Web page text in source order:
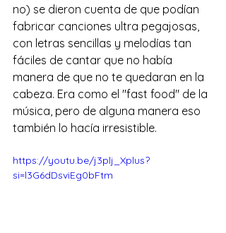
no) se dieron cuenta de que podían
fabricar canciones ultra pegajosas,
con letras sencillas y melodías tan
fáciles de cantar que no había
manera de que no te quedaran en la
cabeza. Era como el "fast food" de la
música, pero de alguna manera eso
también lo hacía irresistible.
https://youtu.be/j3plj_Xplus?
si=l3G6dDsviEg0bFtm